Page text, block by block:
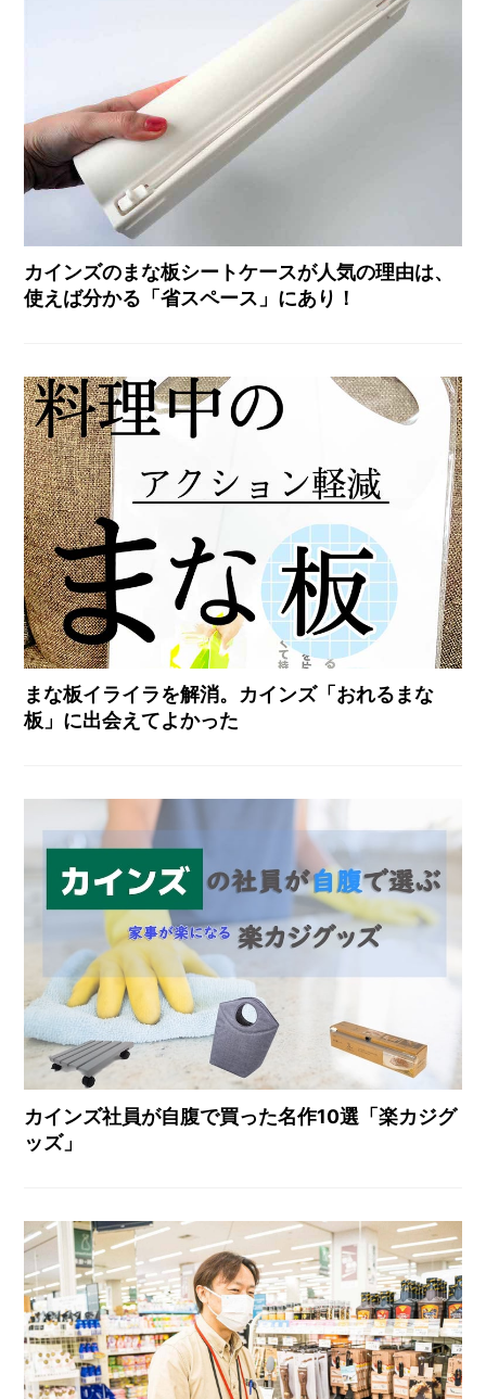
カインズのまな板シートケースが人気の理由は、
使えば分かる「省スペース」にあり！
まな板イライラを解消。カインズ「おれるまな
板」に出会えてよかった
カインズ社員が自腹で買った名作10選「楽カジグ
ッズ」